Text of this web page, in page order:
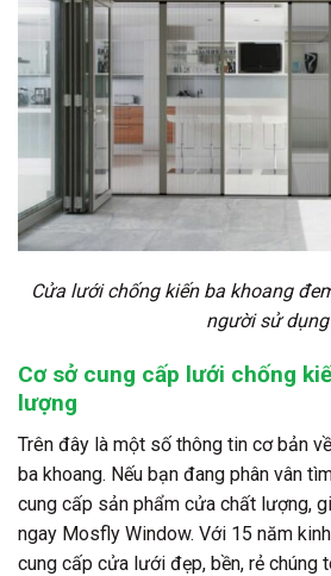
Cửa lưới chống kiến ba khoang
người sử dụng
Cơ sở cung cấp lưới chống
lượng
Trên đây là một số thông tin cơ bản
ba khoang. Nếu bạn đang phân vân
cung cấp sản phẩm cửa chất lượng,
ngay Mosfly Window. Với 15 năm
cung cấp cửa lưới đẹp, bền, rẻ chúng